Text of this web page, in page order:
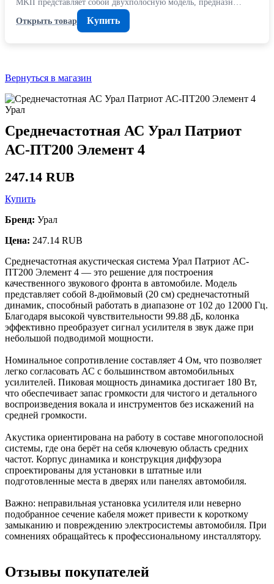
Открыть товар
Купить
Вернуться в магазин
Урал
Среднечастотная АС Урал Патриот
АС-ПТ200 Элемент 4
247.14 RUB
Купить
Бренд: Урал
Цена: 247.14 RUB
Среднечастотная акустическая система Урал Патриот АС-
ПТ200 Элемент 4 — это решение для построения
качественного звукового фронта в автомобиле. Модель
представляет собой 8-дюймовый (20 см) среднечастотный
динамик, способный работать в диапазоне от 102 до 12000 Гц.
Благодаря высокой чувствительности 99.88 дБ, колонка
эффективно преобразует сигнал усилителя в звук даже при
небольшой подводимой мощности.
Номинальное сопротивление составляет 4 Ом, что позволяет
легко согласовать АС с большинством автомобильных
усилителей. Пиковая мощность динамика достигает 180 Вт,
что обеспечивает запас громкости для чистого и детального
воспроизведения вокала и инструментов без искажений на
средней громкости.
Акустика ориентирована на работу в составе многополосной
системы, где она берёт на себя ключевую область средних
частот. Корпус динамика и конструкция диффузора
спроектированы для установки в штатные или
подготовленные места в дверях или панелях автомобиля.
Важно: неправильная установка усилителя или неверно
подобранное сечение кабеля может привести к короткому
замыканию и повреждению электросистемы автомобиля. При
сомнениях обращайтесь к профессиональному инсталлятору.
Отзывы покупателей